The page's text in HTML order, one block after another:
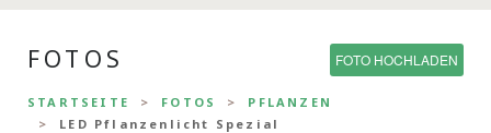
FOTOS FOTO HOCHLADEN
STARTSEITE FOTOS
PFLANZEN
LED Pflanzenlicht Spezial